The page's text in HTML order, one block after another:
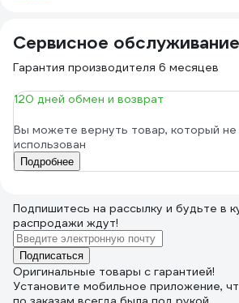
Сервисное обслуживание
Гарантия производителя 6 месяцев
120 дней обмен и возврат
Вы можете вернуть товар, который
использован
Подробнее
Подпишитесь на рассылку и будьте в
распродажи ждут!
Подписаться
Оригинальные товары с гарантией!
Установите мобильное приложение,